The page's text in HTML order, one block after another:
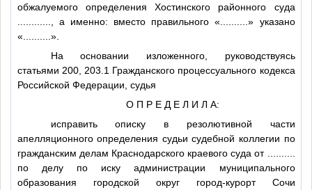
обжалуемого определения Хостинского районного суда
, а именно: вместо правильного « ..........» указано
«
».
На основании изложенного, руководствуясь
статьями 200, 203.1 Гражданского процессуального кодекса
Российской Федерации, судья
О П Р Е Д Е Л И Л А:
исправить описку в резолютивной части
апелляционного определения судьи судебной коллегии по
гражданским делам Краснодарского краевого суда от
по делу по иску администрации муниципального
образования городской округ город-курорт Сочи